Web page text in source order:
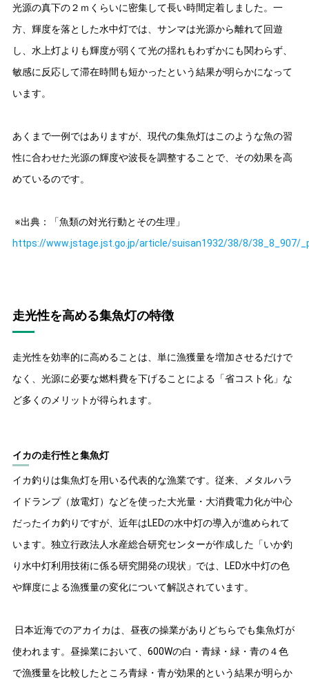
光源の真下の２ｍくらいに密集して長い時間定着しました。一
方、輝度を落とした水中灯では、サンマは光源から離れて回遊
し、水上灯よりも輝度が弱くて光の揺れもわずかにも関わらず、
敏感に反応して滞在時間も短かったという結果が明らかになって
います。
あくまで一例ではありますが、現代の集魚灯はこのような魚の習
性に合わせた光源の輝度や波長を調整することで、その効果を高
めているのです。
※出典：「魚類の対光行動とその生理」
https://www.jstage.jst.go.jp/article/suisan1932/38/8/38_8_907/
走光性を高める集魚灯の特徴
走光性を効率的に高めることは、単に漁獲量を増加させるだけで
なく、光源に必要な燃料費を下げることによる「省コスト化」な
ど多くのメリットが得られます。
イカの走行性と集魚灯
イカ釣りは集魚灯を用いる代表的な漁業です。従来、メタルハラ
イドランプ（放電灯）などを使った大光量・大消費電力化が中心
だったイカ釣りですが、近年はLEDの水中灯の導入が進められて
います。独立行政法人水産総合研究センターが作成した「いか釣
り水中灯利用技術に係る研究開発の現状」では、LED水中灯の色
や輝度による漁獲量の変化について解説されています。
日本近海でのアカイカは、昼夜の操業がありどちらでも集魚灯が
使われます。昼操業において、600Wの白・青緑・緑・青の４色
で漁獲量を比較したところ青緑・青が効果的という結果が明らか